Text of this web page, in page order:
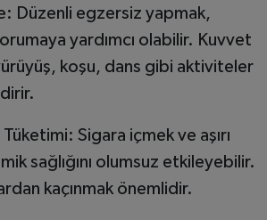
Düzenli egzersiz yapmak,
yardımcı olabilir. Kuvvet
koşu, dans gibi aktiviteler
Sigara içmek ve aşırı
sağlığını olumsuz etkileyebilir.
kaçınmak önemlidir.